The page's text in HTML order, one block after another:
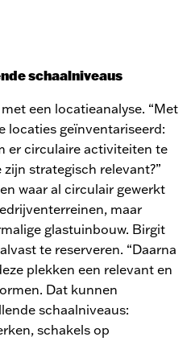
schaalniveaus
een locatieanalyse. “Met
locaties geïnventariseerd:
er circulaire activiteiten te
strategisch relevant?”
waar al circulair gewerkt
maar
glastuinbouw. Birgit
te reserveren. “Daarna
plekken een relevant en
Dat kunnen
schaalniveaus:
schakels op